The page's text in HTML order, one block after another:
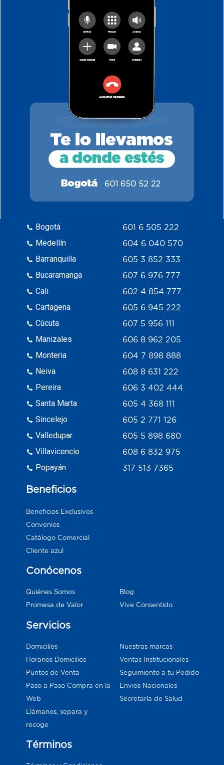
Bogotá
Medellín
Barranquilla
Bucaramanga
Cali
Cartagena
Cúcuta
Manizales
Monteria
Neiva
Pereira
Santa Marta
Sincelejo
Valledupar
Villavicencio
Popayán
601 6 505 222
604 6 040 570
605 3 852 333
607 6 976 777
602 4 854 777
605 6 945 222
607 5 956 111
606 8 962 205
604 7 898 888
608 8 631 222
606 3 402 444
605 4 368 111
605 2 771 126
605 5 898 680
608 6 832 975
317 513 7365
Beneficios
Beneficios Exclusivos
Convenios
Catálogo Comercial
Cliente azul
Conócenos
Quiénes Somos
Promesa de Valor
Blog
Vive Consentido
Servicios
Domicilios
Horarios Domicilios
Puntos de Venta
Paso a Paso Compra en la
Web
Llámanos, separa y
recoge
Nuestras marcas
Ventas Institucionales
Seguimiento a tu Pedido
Envios Nacionales
Secretaría de Salud
Términos